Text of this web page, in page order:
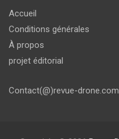
Accueil
Conditions générales
À propos
projet éditorial
Contact(@)revue-drone.com